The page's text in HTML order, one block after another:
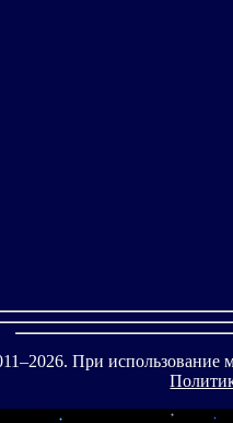
2026. При использование